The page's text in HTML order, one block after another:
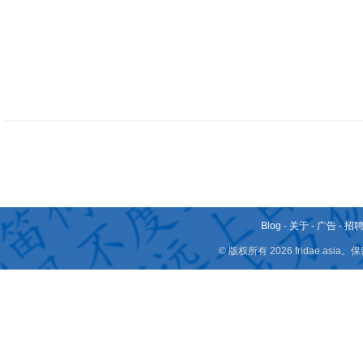
Blog - 关于 - 广告 -招
© 版权所有 2026 fridae.asia。